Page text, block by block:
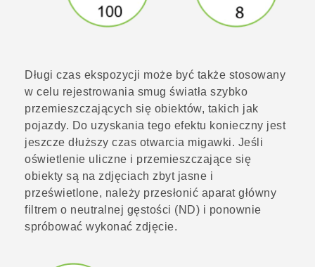
Długi czas ekspozycji może być także stosowany
w celu rejestrowania smug światła szybko
przemieszczających się obiektów, takich jak
pojazdy. Do uzyskania tego efektu konieczny jest
jeszcze dłuższy czas otwarcia migawki. Jeśli
oświetlenie uliczne i przemieszczające się
obiekty są na zdjęciach zbyt jasne i
prześwietlone, należy przesłonić aparat główny
filtrem o neutralnej gęstości (ND) i ponownie
spróbować wykonać zdjęcie.